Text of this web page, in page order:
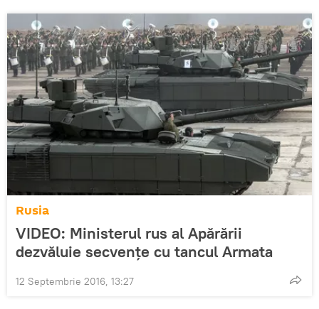
Rusia
VIDEO: Ministerul rus al Apărării
dezvăluie secvențe cu tancul Armata
12 Septembrie 2016, 13:27